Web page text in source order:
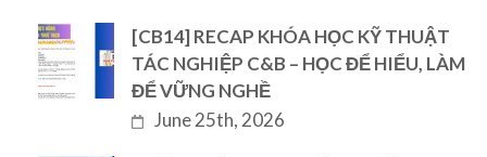
[CB14] RECAP KHÓA HỌC KỸ THUẬT
TÁC NGHIỆP C&B – HỌC ĐỂ HIỂU, LÀM
ĐỂ VỮNG NGHỀ
June 25th, 2026